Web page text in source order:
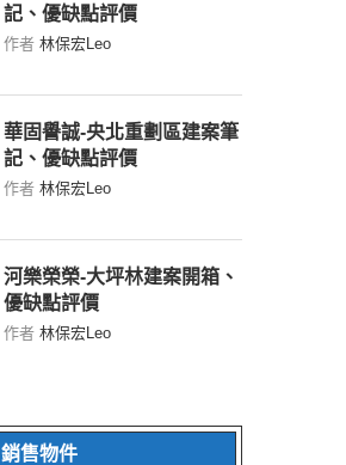
記、優缺點評價
作者 林保宏Leo
華固譽誠-央北重劃區建案筆
記、優缺點評價
作者 林保宏Leo
河樂榮榮-大坪林建案開箱、
優缺點評價
作者 林保宏Leo
銷售物件